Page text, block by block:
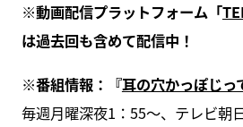
※動画配信プラットフォーム「
は過去回も含めて配信中！
※番組情報：『耳の穴かっぽじっ
毎週月曜深夜1：55～、テレビ朝